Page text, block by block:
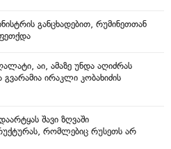
განცხადებით, რუმინეთთან
აი, ამაზე უნდა აღიძრას
ირაკლი კობახიძის
შავი ზღვაში
რომლებიც რუსეთს არ